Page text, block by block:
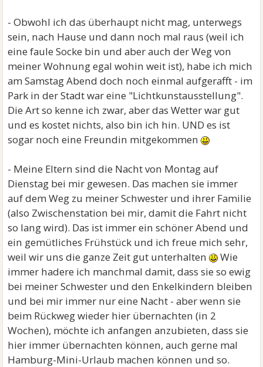
- Obwohl ich das überhaupt nicht mag, unterwegs
sein, nach Hause und dann noch mal raus (weil ich
eine faule Socke bin und aber auch der Weg von
meiner Wohnung egal wohin weit ist), habe ich mich
am Samstag Abend doch noch einmal aufgerafft - im
Park in der Stadt war eine "Lichtkunstausstellung".
Die Art so kenne ich zwar, aber das Wetter war gut
und es kostet nichts, also bin ich hin. UND es ist
sogar noch eine Freundin mitgekommen
- Meine Eltern sind die Nacht von Montag auf
Dienstag bei mir gewesen. Das machen sie immer
auf dem Weg zu meiner Schwester und ihrer Familie
(also Zwischenstation bei mir, damit die Fahrt nicht
so lang wird). Das ist immer ein schöner Abend und
ein gemütliches Frühstück und ich freue mich sehr,
weil wir uns die ganze Zeit gut unterhalten
Wie
immer hadere ich manchmal damit, dass sie so ewig
bei meiner Schwester und den Enkelkindern bleiben
und bei mir immer nur eine Nacht - aber wenn sie
beim Rückweg wieder hier übernachten (in 2
Wochen), möchte ich anfangen anzubieten, dass sie
hier immer übernachten können, auch gerne mal
Hamburg-Mini-Urlaub machen können und so.